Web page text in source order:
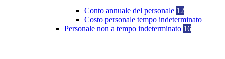
Conto annuale del personale 12
Costo personale tempo indeterminato
Personale non a tempo indeterminato 16